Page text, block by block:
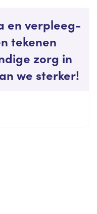
en verpleeg-
tekenen
zorg in
we sterker!